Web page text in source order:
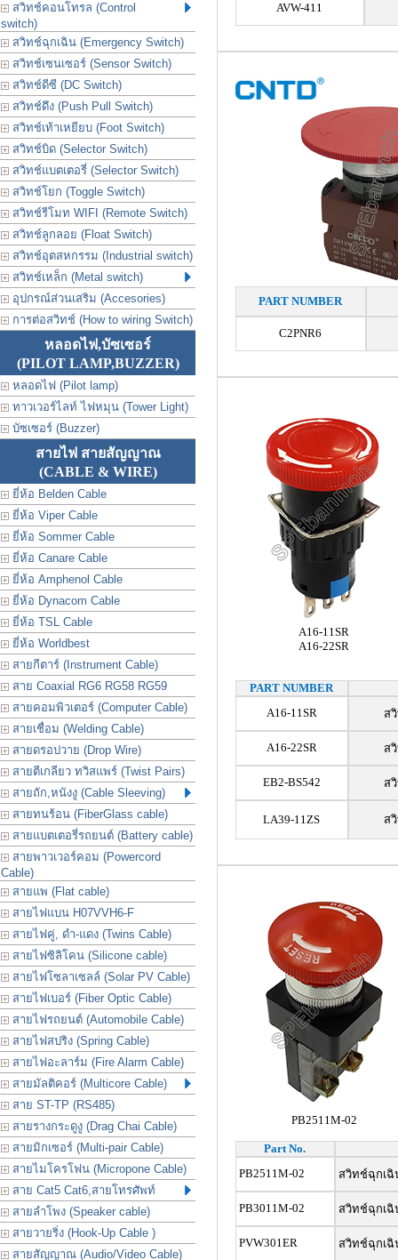
สวิทช์คอนโทรล (Control
switch)
สวิทช์ฉุกเฉิน (Emergency Switch)
สวิทช์เซนเซอร์ (Sensor Switch)
สวิทช์ดีซี (DC Switch)
สวิทช์ดึง (Push Pull Switch)
สวิทช์เท้าเหยียบ (Foot Switch)
สวิทช์บิด (Selector Switch)
สวิทช์แบตเตอรี่ (Selector Switch)
สวิทช์โยก (Toggle Switch)
สวิทช์รีโมท WIFI (Remote Switch)
สวิทช์ลูกลอย (Float Switch)
สวิทช์อุตสหกรรม (Industrial switch)
สวิทช์เหล็ก (Metal switch)
อุปกรณ์ส่วนเสริม (Accesories)
การต่อสวิทช์ (How to wiring Switch)
หลอดไฟ,บัซเซอร์
(PILOT LAMP,BUZZER)
หลอดไฟ (Pilot lamp)
ทาวเวอร์ไลท์ ไฟหมุน (Tower Light)
บัซเซอร์ (Buzzer)
สายไฟ สายสัญญาณ
(CABLE & WIRE)
ยี่ห้อ Belden Cable
ยี่ห้อ Viper Cable
ยี่ห้อ Sommer Cable
ยี่ห้อ Canare Cable
ยี่ห้อ Amphenol Cable
ยี่ห้อ Dynacom Cable
ยี่ห้อ TSL Cable
ยี่ห้อ Worldbest
สายกีตาร์ (Instrument Cable)
สาย Coaxial RG6 RG58 RG59
สายคอมพิวเตอร์ (Computer Cable)
สายเชื่อม (Welding Cable)
สายดรอปวาย (Drop Wire)
สายตีเกลียว ทวิสแพร์ (Twist Pairs)
สายถัก,หนังงู (Cable Sleeving)
สายทนร้อน (FiberGlass cable)
สายแบตเตอรี่รถยนต์ (Battery cable)
สายพาวเวอร์คอม (Powercord
Cable)
สายแพ (Flat cable)
สายไฟแบน H07VVH6-F
สายไฟคู่, ดำ-แดง (Twins Cable)
สายไฟซิลิโคน (Silicone cable)
สายไฟโซลาเซลล์ (Solar PV Cable)
สายไฟเบอร์ (Fiber Optic Cable)
สายไฟรถยนต์ (Automobile Cable)
สายไฟสปริง (Spring Cable)
สายไฟอะลาร์ม (Fire Alarm Cable)
สายมัลติคอร์ (Multicore Cable)
สาย ST-TP (RS485)
สายรางกระดูงู (Drag Chai Cable)
สายมิกเซอร์ (Multi-pair Cable)
สายไมโครโฟน (Micropone Cable)
สาย Cat5 Cat6,สายโทรศัพท์
สายลำโพง (Speaker cable)
สายวายริ่ง (Hook-Up Cable )
สายสัญญาณ (Audio/Video Cable)
AVW-411
PART NUMBER
C2PNR6
A16-11SR
A16-22SR
PART NUMBER
A16-11SR
ส
A16-22SR ส
EB2-BS542 ส
LA39-11ZS ส
PB2511M-02
Part No.
PB2511M-02
สวิทช์ฉุกเฉิ
PB3011M-02 สวิทช์ฉุกเฉิ
PVW301ER สวิทช์ฉุกเฉิ